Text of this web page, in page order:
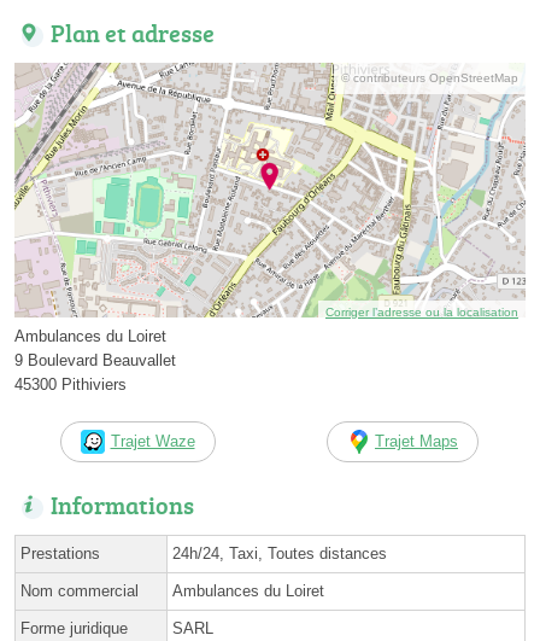
Plan et adresse
© contributeurs OpenStreetMap
Corriger l’adresse ou la localisation
Ambulances du Loiret
9 Boulevard Beauvallet
45300 Pithiviers
Trajet Waze Trajet Maps
Informations
Prestations 24h/24, Taxi, Toutes distances
Nom commercial Ambulances du Loiret
Forme juridique SARL